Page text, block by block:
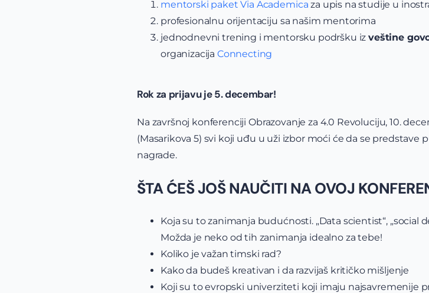
mentorski paket Via Academica za upis na studije u
profesionalnu orijentaciju sa našim mentorima
jednodnevni trening i mentorsku podršku izveštine
organizacija Connecting
Rok za prijavu je 5. decembar!
Na završnoj konferenciji Obrazovanje za 4.0 Revoluciju, 10.
(Masarikova 5) svi koji uđu u uži izbor moći će da se predstave
nagrade.
ŠTA ĆEŠ JOŠ NAUČITI NA OVOJ
Koja su to zanimanja budućnosti. „Data scientist“, „social
Možda je neko od tih zanimanja idealno za tebe!
Koliko je važan timski rad?
Kako da budeš kreativan i da razvijaš kritičko mišljenje
Koji su to evropski univerziteti koji imaju najsavremenije